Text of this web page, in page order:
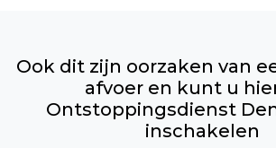
Ook dit zijn oorzaken van
afvoer en kunt u
Ontstoppingsdienst
inschakelen